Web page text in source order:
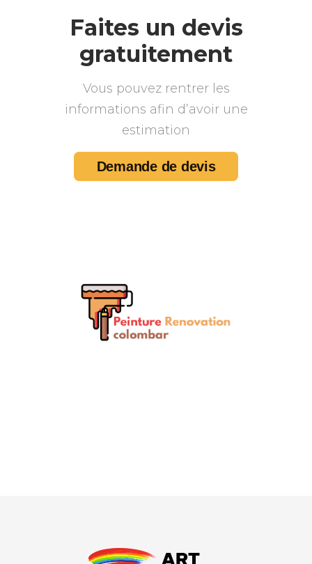
Faites un devis
gratuitement
Vous pouvez rentrer les
informations afin d’avoir une
estimation